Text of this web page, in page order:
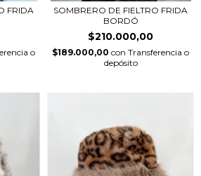
FRIDA
o
SOMBRERO DE FIELTRO FRIDA
BORDÓ
$210.000,00
$189.000,00 con Transferencia o
depósito